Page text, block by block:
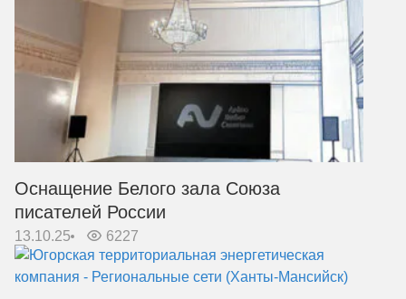
Оснащение Белого зала Союза
писателей России
13.10.25 6227